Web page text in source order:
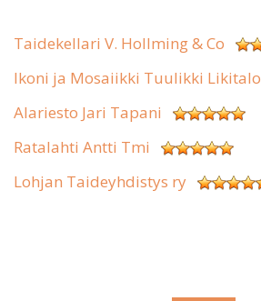
Taidekellari V. Hollming & Co
Ikoni ja Mosaiikki Tuulikki Likitalo
Alariesto Jari Tapani
Ratalahti Antti Tmi
Lohjan Taideyhdistys ry